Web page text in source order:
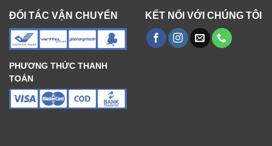
ĐỐI TÁC VẬN CHUYỂN
PHƯƠNG THỨC THANH
TOÁN
KẾT NỐI VỚI CHÚNG TÔI